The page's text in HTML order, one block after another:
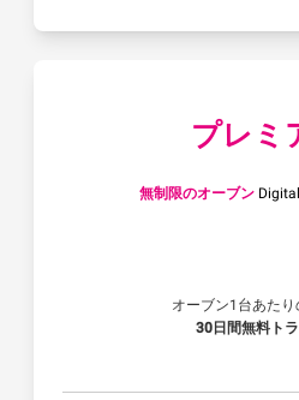
プレミ
無制限のオーブン
オーブン1台あた
30日間無料ト